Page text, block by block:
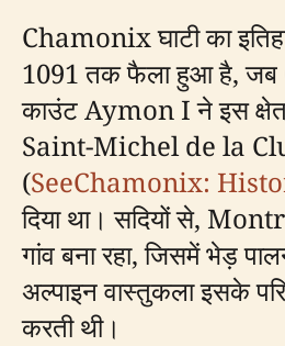
Chamonix घाटी का
1091 तक फैला हुआ है,
काउंट Aymon I ने इस
Saint-Michel de la
(SeeChamonix:
दिया था। सदियों से,
गांव बना रहा, जिसमें भेड़
अल्पाइन वास्तुकला इसके
करती थी।